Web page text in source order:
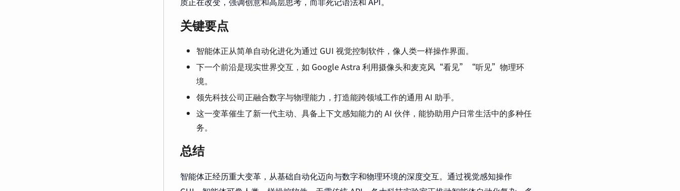
关键要点
智能体正从简单自动化进化为通过 GUI 视觉控制软件，像人类一样操作界面。
下一个前沿是现实世界交互，如 Google Astra 利用摄像头和麦克风“看见”“听见”物理环
境。
领先科技公司正融合数字与物理能力，打造能跨领域工作的通用 AI 助手。
这一变革催生了新一代主动、具备上下文感知能力的 AI 伙伴，能协助用户日常生活中的多种任
务。
总结
智能体正经历重大变革，从基础自动化迈向与数字和物理环境的深度交互。通过视觉感知操作